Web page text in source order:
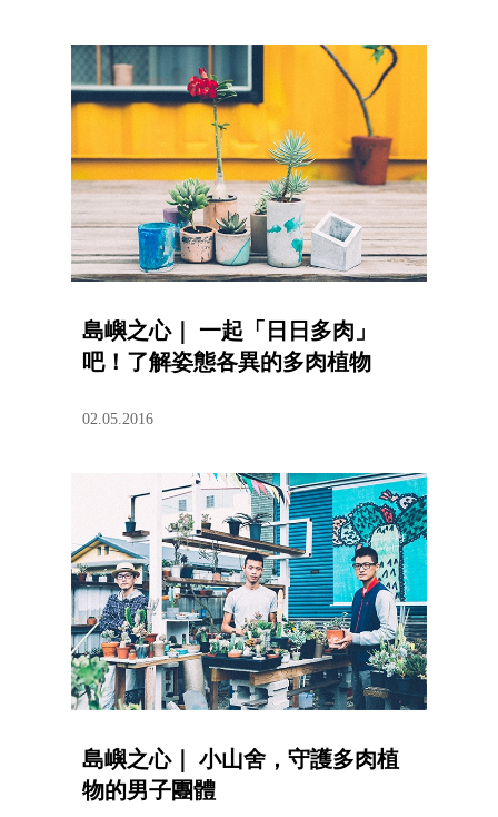
島嶼之心｜ 一起「日日多肉」
吧！了解姿態各異的多肉植物
02.05.2016
島嶼之心｜ 小山舍，守護多肉植
物的男子團體